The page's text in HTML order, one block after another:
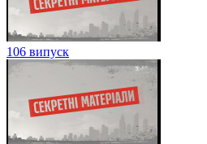
106 випуск